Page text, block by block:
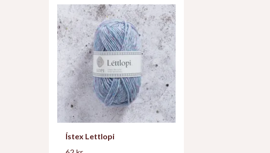
Ístex Lettlopi